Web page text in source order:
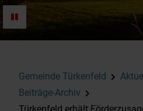
Gemeinde Türkenfeld
Beiträge-Archiv